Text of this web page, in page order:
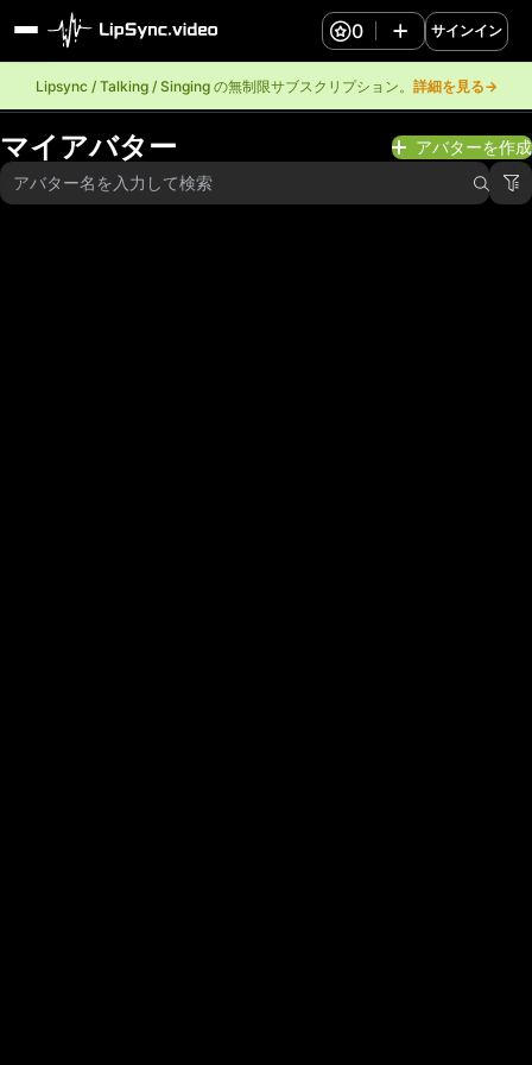
Lipsync / Talking / Singing の無制限サブスクリプション。 詳細を見る→
0 サインイン
マイアバター アバターを作成